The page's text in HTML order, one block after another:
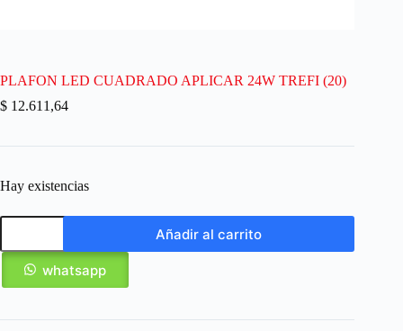
PLAFON LED CUADRADO APLICAR 24W TREFI (20)
$ 12.611,64
Hay existencias
Añadir al carrito
whatsapp